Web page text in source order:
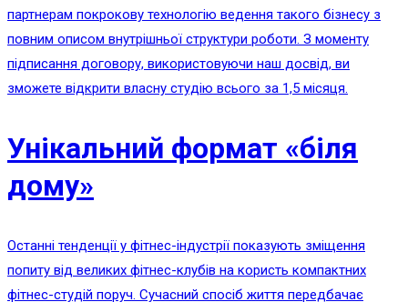
партнерам покрокову технологію ведення такого бізнесу з
повним описом внутрішньої структури роботи. З моменту
підписання договору, використовуючи наш досвід, ви
зможете відкрити власну студію всього за 1,5 місяця.
Унікальний формат «біля
дому»
Останні тенденції у фітнес-індустрії показують зміщення
попиту від великих фітнес-клубів на користь компактних
фітнес-студій поруч. Сучасний спосіб життя передбачає